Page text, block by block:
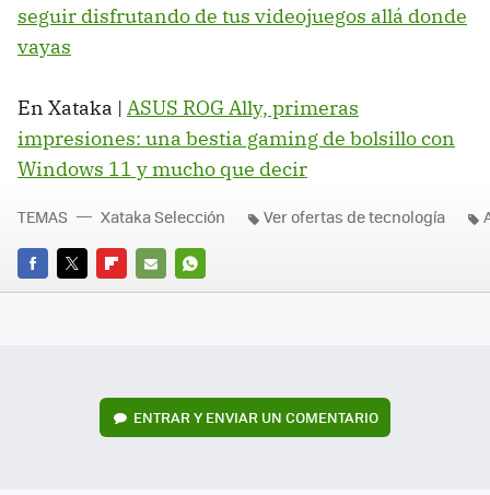
seguir disfrutando de tus videojuegos allá donde
vayas
En Xataka | ASUS ROG Ally, primeras
impresiones: una bestia gaming de bolsillo con
Windows 11 y mucho que decir
FACEBOOK
TWITTERFLIPBOARD
E-
WHATSAPP
TEMAS Xataka Selección Ver ofertas de tecnología
ENTRAR Y ENVIAR UN COMENTARIO